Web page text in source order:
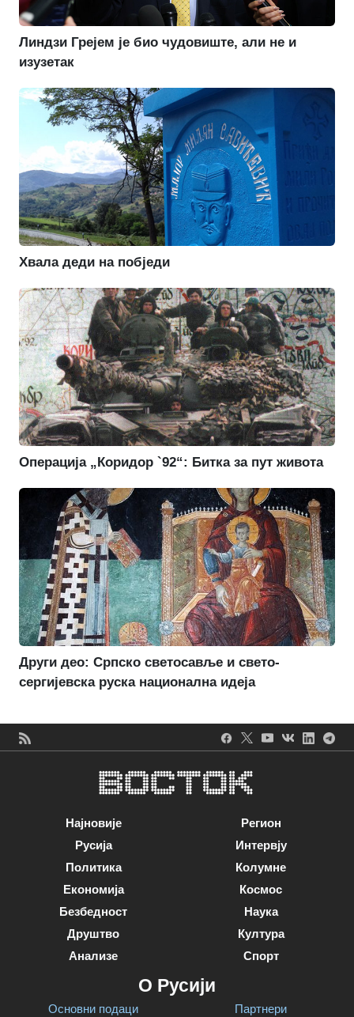
Линдзи Грејем је био чудовиште, али не и
изузетак
Хвала деди на побједи
Операција „Коридор `92“: Битка за пут живота
Други део: Српско светосавље и свето-
сергијевска руска национална идеја
Најновије
Русија
Политика
Економија
Безбедност
Друштво
Анализе
Регион
Интервју
Колумне
Космос
Наука
Култура
Спорт
О Русији
Основни подаци
Партнери